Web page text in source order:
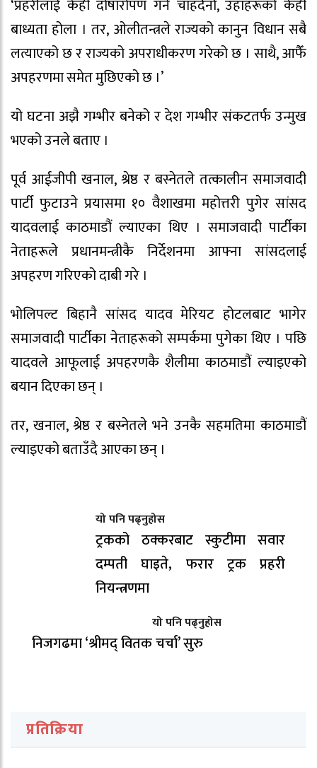
‘प्रहरीलाई केही दोषारोपण गर्न चाहँदैनौँ, उहाँहरूको केही
बाध्यता होला । तर, ओलीतन्त्रले राज्यको कानुन विधान सबै
लत्याएको छ र राज्यको अपराधीकरण गरेको छ । साथै, आफैँ
अपहरणमा समेत मुछिएको छ ।’
यो घटना अझै गम्भीर बनेको र देश गम्भीर संकटतर्फ उन्मुख
भएको उनले बताए ।
पूर्व आईजीपी खनाल, श्रेष्ठ र बस्नेतले तत्कालीन समाजवादी
पार्टी फुटाउने प्रयासमा १० वैशाखमा महोत्तरी पुगेर सांसद
यादवलाई काठमाडौं ल्याएका थिए । समाजवादी पार्टीका
नेताहरूले प्रधानमन्त्रीकै निर्देशनमा आफ्ना सांसदलाई
अपहरण गरिएको दाबी गरे ।
भोलिपल्ट बिहानै सांसद यादव मेरियट होटलबाट भागेर
समाजवादी पार्टीका नेताहरूको सम्पर्कमा पुगेका थिए । पछि
यादवले आफूलाई अपहरणकै शैलीमा काठमाडौं ल्याइएको
बयान दिएका छन् ।
तर, खनाल, श्रेष्ठ र बस्नेतले भने उनकै सहमतिमा काठमाडौं
ल्याइएको बताउँदै आएका छन् ।
यो पनि पढ्नुहोस
ट्रकको ठक्करबाट स्कुटीमा सवार
दम्पती घाइते, फरार ट्रक प्रहरी
नियन्त्रणमा
यो पनि पढ्नुहोस
निजगढमा ‘श्रीमद् वितक चर्चा’ सुरु
प्रतिक्रिया